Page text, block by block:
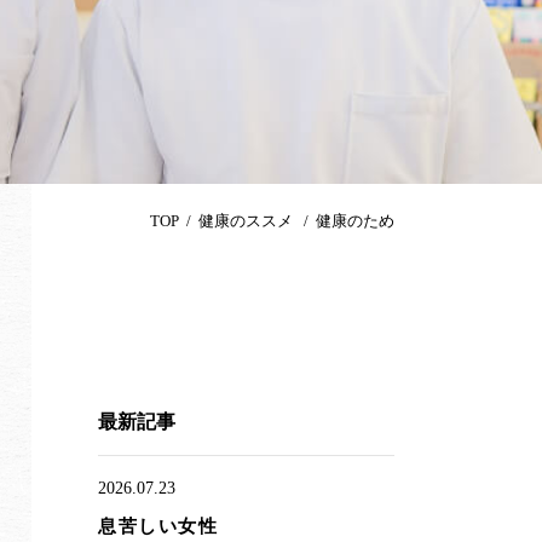
TOP 健康のススメ 健康のため
最新記事
2026.07.23
息苦しい女性